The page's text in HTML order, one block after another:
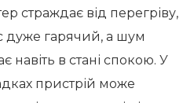
страждає від перегріву,
дуже гарячий, а шум
навіть в стані спокою. У
пристрій може